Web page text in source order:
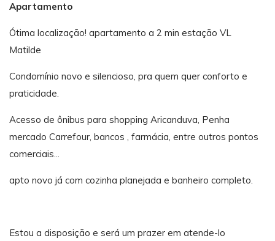
Apartamento
Ótima localização! apartamento a 2 min estação VL
Matilde
Condomínio novo e silencioso, pra quem quer conforto e
praticidade.
Acesso de ônibus para shopping Aricanduva, Penha
mercado Carrefour, bancos , farmácia, entre outros pontos
comerciais...
apto novo já com cozinha planejada e banheiro completo.
Estou a disposição e será um prazer em atende-lo